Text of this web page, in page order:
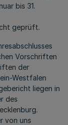
bis 31.
geprüft.
Vorschriften
der
Westfalen
liegen in
des
von uns